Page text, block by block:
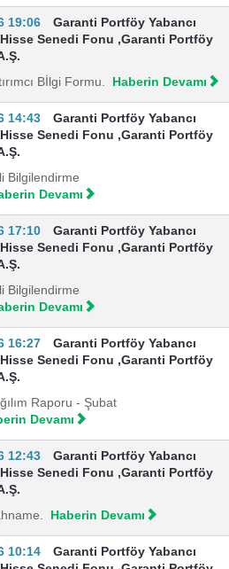
19:06
Garanti Portföy Yabancı
Senedi Fonu ,Garanti Portföy
Bİlgi Formu. Haberin Devamı
14:43
Garanti Portföy Yabancı
Senedi Fonu ,Garanti Portföy
Bilgilendirme
Devamı
17:10
Garanti Portföy Yabancı
Senedi Fonu ,Garanti Portföy
Bilgilendirme
Devamı
16:27
Garanti Portföy Yabancı
Senedi Fonu ,Garanti Portföy
Raporu - Şubat
Devamı
12:43
Garanti Portföy Yabancı
Senedi Fonu ,Garanti Portföy
Haberin Devamı
10:14
Garanti Portföy Yabancı